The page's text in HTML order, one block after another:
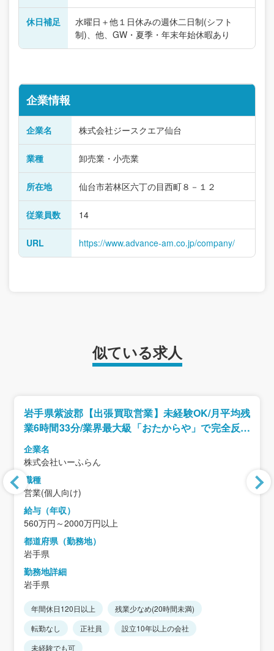
休日補足
水曜日＋他１日休みの週休二日制(シフト
制)、他、GW・夏季・年末年始休暇あり
企業情報
企業名 株式会社ジースクエア仙台
業種 卸売業・小売業
所在地 仙台市若林区六丁の目西町８－１２
従業員数 14
URL https://www.advance-am.co.jp/company/
似ている求人
岩手県紫波郡【出張買取営業】未経験OK/月平均残
業6時間33分/業界最大級「おたからや」で完全反響
型の営業/インセンティブ制度あり
企業名
株式会社いーふらん
職種
営業(個人向け)
給与（年収）
560万円～2000万円以上
都道府県（勤務地）
岩手県
勤務地詳細
岩手県
年間休日120日以上
残業少なめ(20時間未満)
転勤なし
正社員
設立10年以上の会社
未経験でも可